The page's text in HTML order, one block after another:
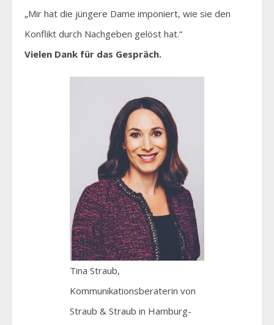
„Mir hat die jüngere Dame imponiert, wie sie den
Konflikt durch Nachgeben gelöst hat.“
Vielen Dank für das Gespräch.
Tina Straub,
Kommunikationsberaterin von
Straub & Straub in Hamburg-